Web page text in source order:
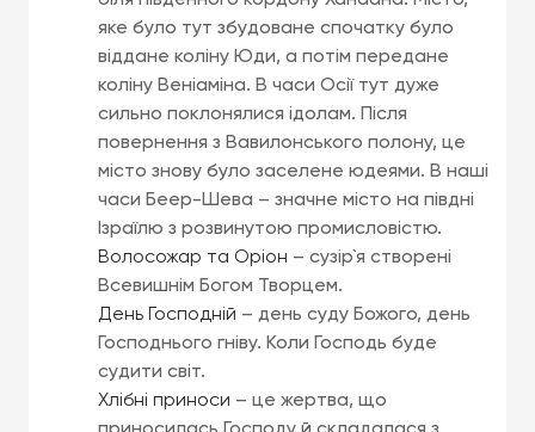
яке було тут збудоване спочатку було
віддане коліну Юди, а потім передане
коліну Веніаміна. В часи Осії тут дуже
сильно поклонялися ідолам. Після
повернення з Вавилонського полону, це
місто знову було заселене юдеями. В наші
часи Беер-Шева – значне місто на півдні
Ізраїлю з розвинутою промисловістю.
Волосожар та Оріон – сузір`я створені
Всевишнім Богом Творцем.
День Господній – день суду Божого, день
Господнього гніву. Коли Господь буде
судити світ.
Хлібні приноси – це жертва, що